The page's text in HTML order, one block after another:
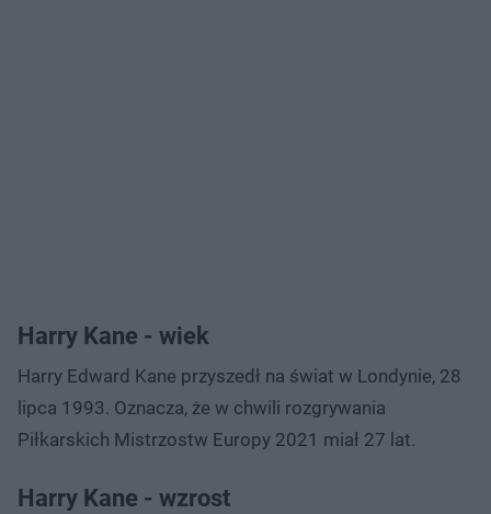
Harry Kane - wiek
Harry Edward Kane przyszedł na świat w Londynie, 28
lipca 1993. Oznacza, że w chwili rozgrywania
Piłkarskich Mistrzostw Europy 2021 miał 27 lat.
Harry Kane - wzrost